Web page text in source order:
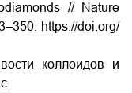
// Nature
https://doi.org/
коллоидов и